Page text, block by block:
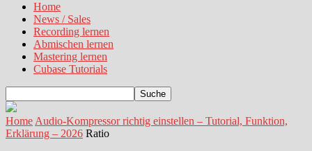
Home
News / Sales
Recording lernen
Abmischen lernen
Mastering lernen
Cubase Tutorials
Home Audio-Kompressor richtig einstellen – Tutorial, Funktion,
Erklärung – 2026 Ratio